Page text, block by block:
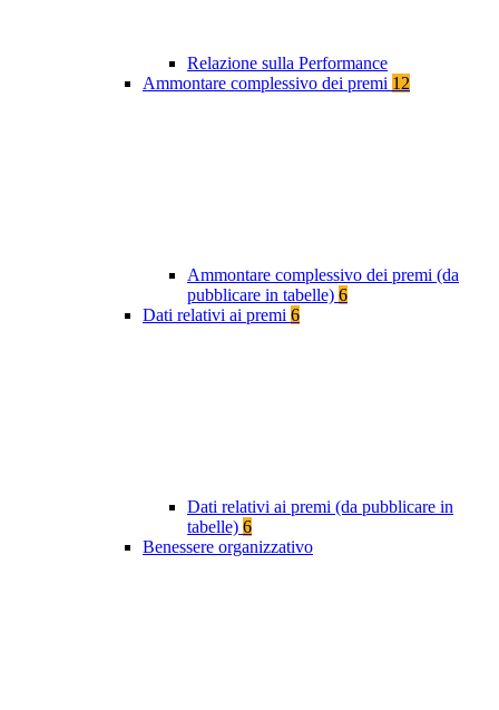
Relazione sulla Performance
Ammontare complessivo dei premi 12
Ammontare complessivo dei premi (da
pubblicare in tabelle) 6
Dati relativi ai premi 6
Dati relativi ai premi (da pubblicare in
tabelle) 6
Benessere organizzativo